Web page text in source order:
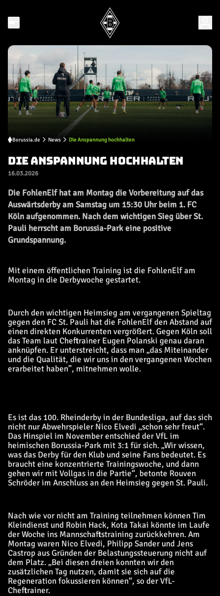
Borussia.de News Die Anspannung hochhalten
DIE ANSPANNUNG HOCHHALTEN
16.03.2026
Die FohlenElf hat am Montag die Vorbereitung auf das
Auswärtsderby am Samstag um 15:30 Uhr beim 1. FC
Köln aufgenommen. Nach dem wichtigen Sieg über St.
Pauli herrscht am Borussia-Park eine positive
Grundspannung.
Mit einem öffentlichen Training ist die FohlenElf am
Montag in die Derbywoche gestartet.
Durch den wichtigen Heimsieg am vergangenen Spieltag
gegen den FC St. Pauli hat die FohlenElf den Abstand auf
einen direkten Konkurrenten vergrößert. Gegen Köln soll
das Team laut Cheftrainer Eugen Polanski genau daran
anknüpfen. Er unterstreicht, dass man „das Miteinander
und die Qualität, die wir uns in den vergangenen Wochen
erarbeitet haben”, mitnehmen wolle.
Es ist das 100. Rheinderby in der Bundesliga, auf das sich
nicht nur Abwehrspieler Nico Elvedi „schon sehr freut“.
Das Hinspiel im November entschied der VfL im
heimischen Borussia-Park mit 3:1 für sich. „Wir wissen,
was das Derby für den Klub und seine Fans bedeutet. Es
braucht eine konzentrierte Trainingswoche, und dann
gehen wir mit Vollgas in die Partie“, betonte Rouven
Schröder im Anschluss an den Heimsieg gegen St. Pauli.
Nach wie vor nicht am Training teilnehmen können Tim
Kleindienst und Robin Hack, Kota Takai könnte im Laufe
der Woche ins Mannschaftstraining zurückkehren. Am
Montag waren Nico Elvedi, Philipp Sander und Jens
Castrop aus Gründen der Belastungssteuerung nicht auf
dem Platz. „Bei diesen dreien konnten wir den
zusätzlichen Tag nutzen, damit sie sich auf die
Regeneration fokussieren können“, so der VfL-
Cheftrainer.